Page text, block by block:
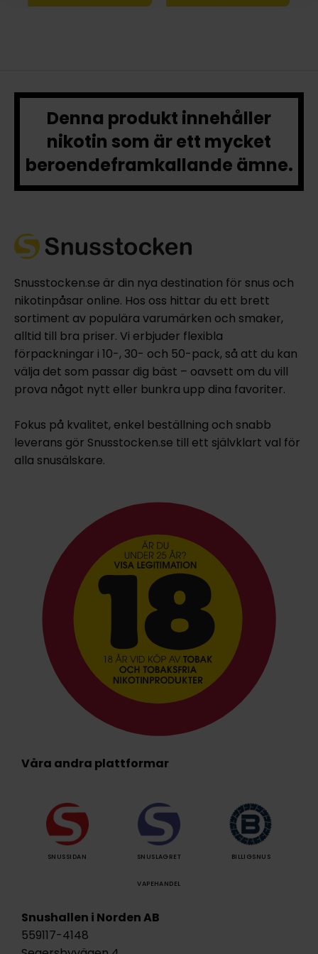
Denna produkt innehåller
nikotin som är ett mycket
beroendeframkallande ämne.
Snusstocken.se är din nya destination för snus och
nikotinpåsar online. Hos oss hittar du ett brett
sortiment av populära varumärken och smaker,
alltid till bra priser. Vi erbjuder flexibla
förpackningar i 10-, 30- och 50-pack, så att du kan
välja det som passar dig bäst – oavsett om du vill
prova något nytt eller bunkra upp dina favoriter.
Fokus på kvalitet, enkel beställning och snabb
leverans gör Snusstocken.se till ett självklart val för
alla snusälskare.
Våra andra plattformar
SNUSSIDAN SNUSLAGRET BILLIGSNUS
VAPEHANDEL
Snushallen i Norden AB
559117-4148